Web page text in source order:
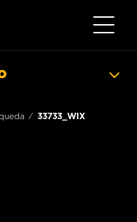
Toggle
33733_WIX